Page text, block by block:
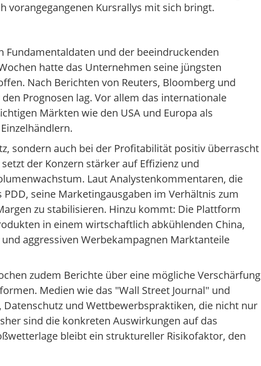
vorangegangenen Kursrallys mit sich bringt.
Fundamentaldaten und der beeindruckenden
hatte das Unternehmen seine jüngsten
Nach Berichten von Reuters, Bloomberg und
Prognosen lag. Vor allem das internationale
Märkten wie den USA und Europa als
sondern auch bei der Profitabilität positiv überrascht
der Konzern stärker auf Effizienz und
Laut Analystenkommentaren, die
seine Marketingausgaben im Verhältnis zum
zu stabilisieren. Hinzu kommt: Die Plattform
in einem wirtschaftlich abkühlenden China,
aggressiven Werbekampagnen Marktanteile
zudem Berichte über eine mögliche Verschärfung
Medien wie das "Wall Street Journal" und
und Wettbewerbspraktiken, die nicht nur
sind die konkreten Auswirkungen auf das
bleibt ein struktureller Risikofaktor, den